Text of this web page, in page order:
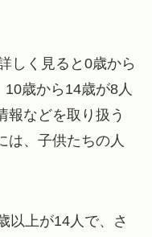
しく見ると0歳から
歳から14歳が8人
報などを取り扱う
は、子供たちの人
以上が14人で、さ